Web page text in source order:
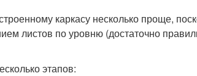
каркасу несколько проще,
листов по уровню (достаточно
этапов: